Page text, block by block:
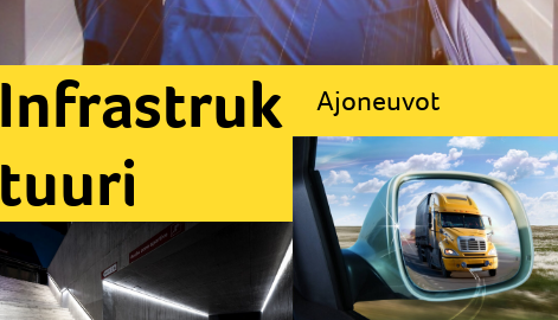
Infrastruk
tuuri
Ajoneuvot